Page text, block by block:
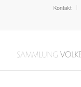
Kontakt